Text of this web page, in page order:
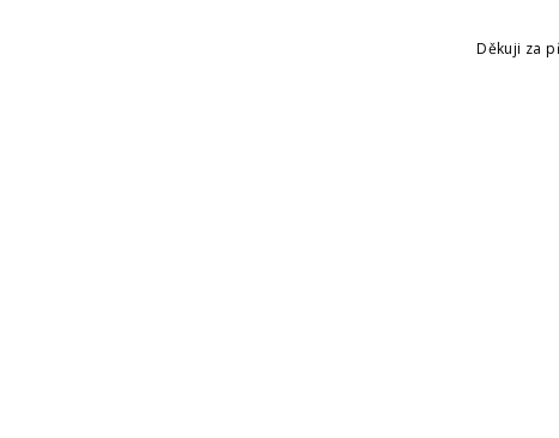
Děkuji za